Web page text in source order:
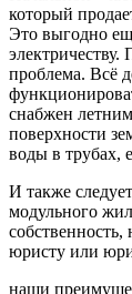
который
Это выгодно
проблема. Всё
снабжен
поверхности
воды в трубах,
И также
модульного
собственность,
юристу или
наши